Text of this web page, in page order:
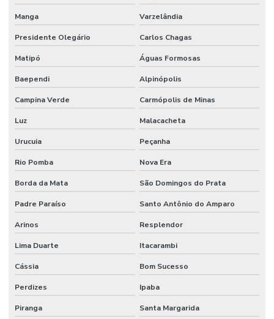
Profissional de limpeza
Projetos de infraestrutura e manutenção empresarial
Rede De Manutenção Preventiva
Reforma De Instalações Hidráulicas
Reforma E Manutenção Predial Completa
Reformas E Manutenção Predial
Remoção De Resíduos E Limpeza Eficaz
Retrofit de equipamentos industriais
Retrofit de instalações
Serviço Completo De Limpeza Corporativa
Serviço De Conservação
Manga Varzelândia
Presidente Olegário Carlos Chagas
Matipó Águas Formosas
Baependi Alpinópolis
Campina Verde Carmópolis de Minas
Luz Malacacheta
Urucuia Peçanha
Rio Pomba Nova Era
Borda da Mata São Domingos do Prata
Padre Paraíso Santo Antônio do Amparo
Arinos Resplendor
Lima Duarte Itacarambi
Cássia Bom Sucesso
Perdizes Ipaba
Piranga Santa Margarida